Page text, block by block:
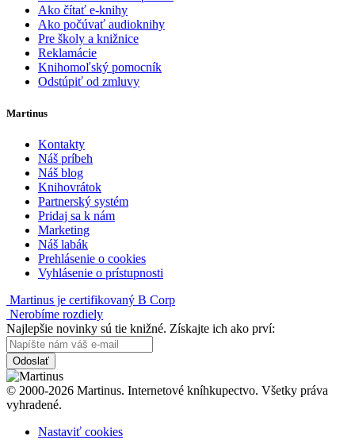
Ako čítať e-knihy
Ako počúvať audioknihy
Pre školy a knižnice
Reklamácie
Knihomoľský pomocník
Odstúpiť od zmluvy
Martinus
Kontakty
Náš príbeh
Náš blog
Knihovrátok
Partnerský systém
Pridaj sa k nám
Marketing
Náš labák
Prehlásenie o cookies
Vyhlásenie o prístupnosti
Martinus je certifikovaný B Corp
Nerobíme rozdiely
Najlepšie novinky sú tie knižné. Získajte ich ako prví:
Odoslať
© 2000-2026 Martinus. Internetové kníhkupectvo. Všetky práva
vyhradené.
Nastaviť cookies